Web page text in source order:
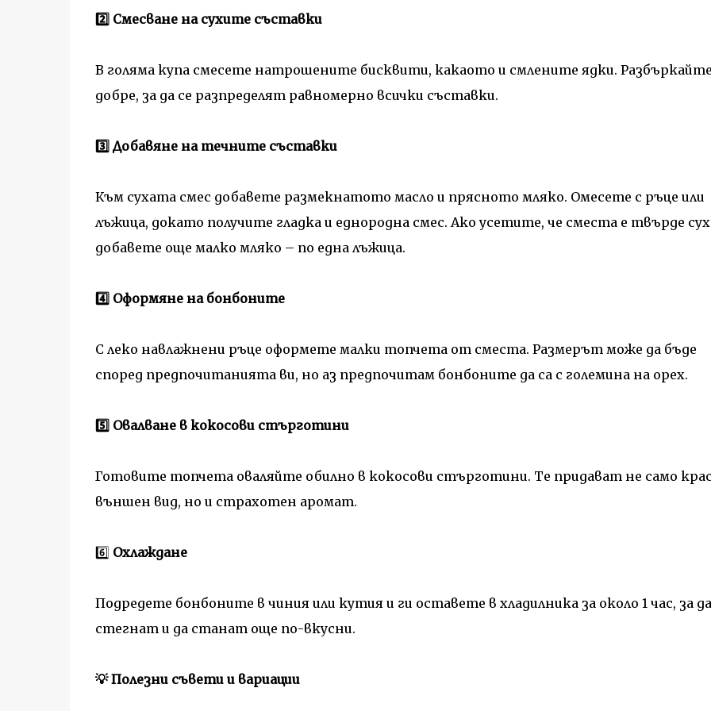
2️⃣ Смесване на сухите съставки
В голяма купа смесете натрошените бисквити, какаото и смлените ядки.
добре, за да се разпределят равномерно всички съставки.
3️⃣ Добавяне на течните съставки
Към сухата смес добавете размекнатото масло и прясното мляко. Омесете с ръце или
лъжица, докато получите гладка и еднородна смес. Ако усетите, че сместа е твърде
добавете още малко мляко – по една лъжица.
4️⃣ Оформяне на бонбоните
С леко навлажнени ръце оформете малки топчета от сместа. Размерът може да бъде
според предпочитанията ви, но аз предпочитам бонбоните да са с големина на орех.
5️⃣ Овалване в кокосови стърготини
Готовите топчета оваляйте обилно в кокосови стърготини. Те придават не само
външен вид, но и страхотен аромат.
6️⃣ Охлаждане
Подредете бонбоните в чиния или кутия и ги оставете в хладилника за около 1 час, за
стегнат и да станат още по-вкусни.
💡 Полезни съвети и вариации